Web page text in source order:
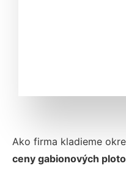
Ako firma kladieme
ceny gabionových